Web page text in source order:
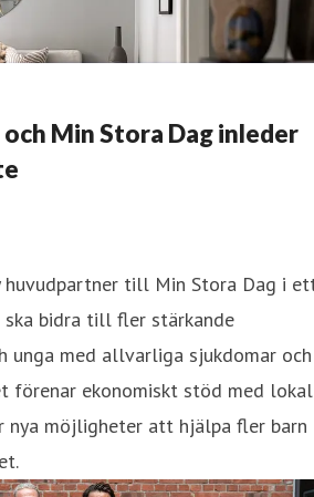
Min Stora Dag inleder
huvudpartner till Min Stora Dag i
bidra till fler stärkande
unga med allvarliga sjukdomar och
förenar ekonomiskt stöd med
nya möjligheter att hjälpa fler barn